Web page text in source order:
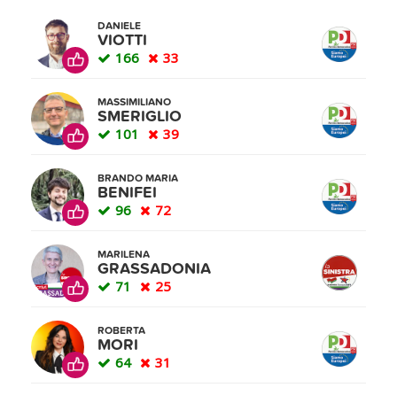
DANIELE
VIOTTI
166 33
MASSIMILIANO
SMERIGLIO
101 39
BRANDO MARIA
BENIFEI
96 72
MARILENA
GRASSADONIA
71 25
ROBERTA
MORI
64 31